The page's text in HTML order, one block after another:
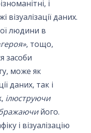
і
даних.
людини в
, тощо,
засоби
може як
даних, так і
ілюструючи
його.
і візуалізацію